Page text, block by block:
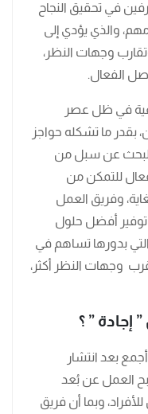
في تحقيق النجاح
والذي يؤدي إلى
وجهات النظر،
الفعال.
في ظل عصر
بقدر ما تشكله حواجز
البحث عن سبل من
للتمكن من
وفريق العمل
توفير أفضل حلول
بدورها تساهم في
وجهات النظر أكثر،
إجادة ” ؟
بعد انتشار
العمل عن بُعد
وبما أن فريق